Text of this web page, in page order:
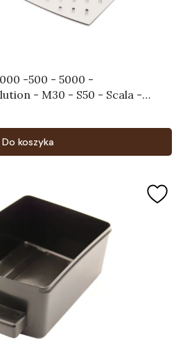
-500 - 5000 -
- M30 - S50 - Scala -
na filiżanki Art.59281
Do koszyka